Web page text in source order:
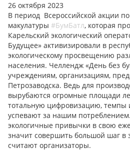
26 октября 2023
В период Всероссийской акции
макулатуры #БумБатл, которая
Карельский экологический
Будущее» активизировали в
экологическому просвещению
населения. Челлендж «День без
учреждениям, организациям,
Петрозаводска. Ведь для
вырубаются огромные площади
тотальную цифровизацию, темпы
успевают за нашим
экологичные привычки в свою
значит совершить большой шаг в
считают организаторы.